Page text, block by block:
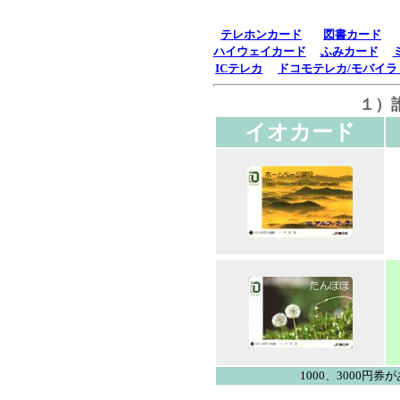
テレホンカード
図書カード
ハイウェイカード
ふみカード
ICテレカ
ドコモテレカ/モバイ
１）
イオカード
1000、3000円券